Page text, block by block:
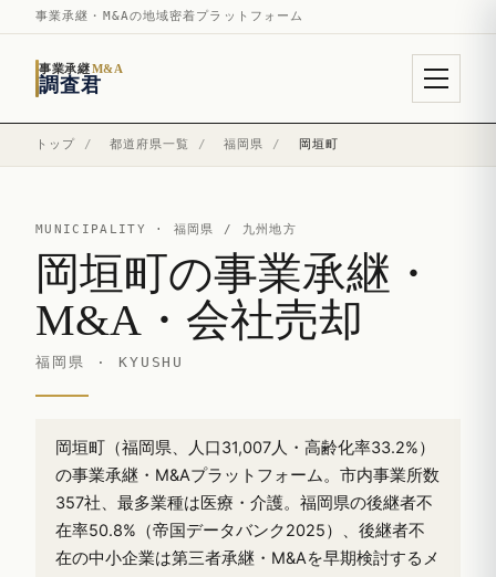
事業承継・M&Aの地域密着プラットフォーム
事業承継M&A
調査君
トップ / 都道府県一覧 / 福岡県 / 岡垣町
MUNICIPALITY · 福岡県 / 九州地方
岡垣町の事業承継・
M&A・会社売却
福岡県 · KYUSHU
岡垣町（福岡県、人口31,007人・高齢化率33.2%）
の事業承継・M&Aプラットフォーム。市内事業所数
357社、最多業種は医療・介護。福岡県の後継者不
在率50.8%（帝国データバンク2025）、後継者不
在の中小企業は第三者承継・M&Aを早期検討するメ